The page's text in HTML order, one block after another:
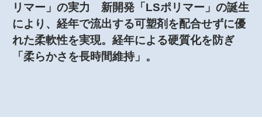
リマー」の実力 新開発「LSポリマー」の誕生
により、経年で流出する可塑剤を配合せずに優
れた柔軟性を実現。経年による硬質化を防ぎ
「柔らかさを長時間維持」。